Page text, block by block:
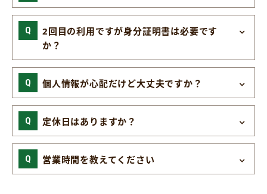
2回目の利用ですが身分証明書は必要です
か？
個人情報が心配だけど大丈夫ですか？
定休日はありますか？
営業時間を教えてください